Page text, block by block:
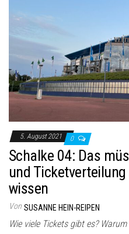
5. August 2021 0
Schalke 04: Das
und
wissen
Von SUSANNE HEIN-REIPEN
Wie viele Tickets gibt es?